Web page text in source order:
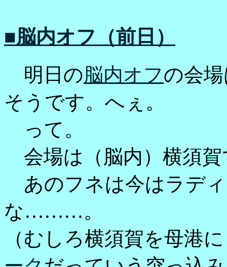
■脳内オフ（前日）
明日の脳内オフの会
そうです。へぇ。
って。
会場は（脳内）横須
あのフネは今はラデ
な………。
（むしろ横須賀を母港